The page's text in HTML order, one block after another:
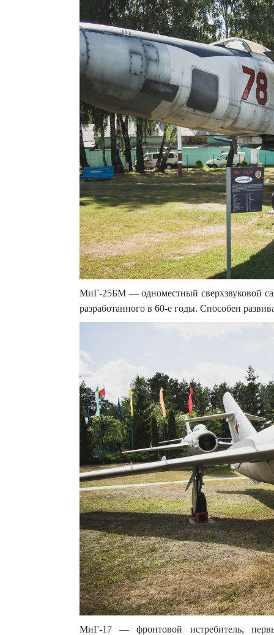
МиГ-25БМ — одноместный сверхзвуковой
разработанного в 60-е годы. Способен
МиГ-17 — фронтовой истребитель,